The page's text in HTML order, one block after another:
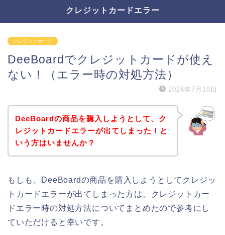
クレジットカードエラー
クレジットカード
DeeBoardでクレジットカードが使え
ない！（エラー時の対処方法）
2024年7月10日
DeeBoardの商品を購入しようとして、ク
レジットカードエラーが出てしまった！と
いう方はいませんか？
もしも、DeeBoardの商品を購入しようとしてクレジッ
トカードエラーが出てしまった方は、クレジットカー
ドエラー時の対処方法についてまとめたので参考にし
ていただけると幸いです。